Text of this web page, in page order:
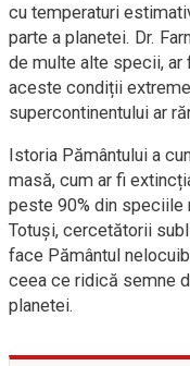
cu temperaturi
parte a planetei. Dr.
de multe alte specii,
aceste condiții
supercontinentului ar
Istoria Pământului a
masă, cum ar fi
peste 90% din speciile
Totuși, cercetătorii
face Pământul
ceea ce ridică semne
planetei.